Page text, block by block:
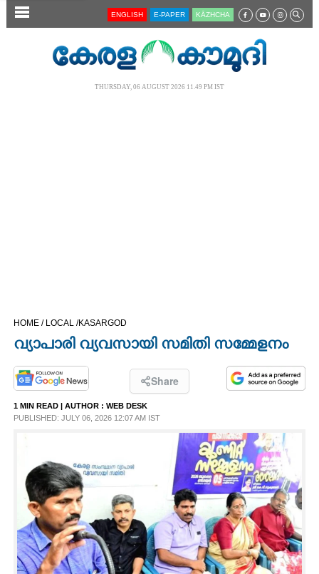
SECTIONS
OPINION
PHOTOS
SPIRITUAL
INFO+
ENGLISH E-PAPER KĀZHCHA
THURSDAY, 06 AUGUST 2026 11.49 PM IST
HOME / LOCAL /KASARGOD
വ്യാപാരി വ്യവസായി സമിതി സമ്മേളനം
Share
1 MIN READ | AUTHOR : WEB DESK
PUBLISHED: JULY 06, 2026 12:07 AM IST